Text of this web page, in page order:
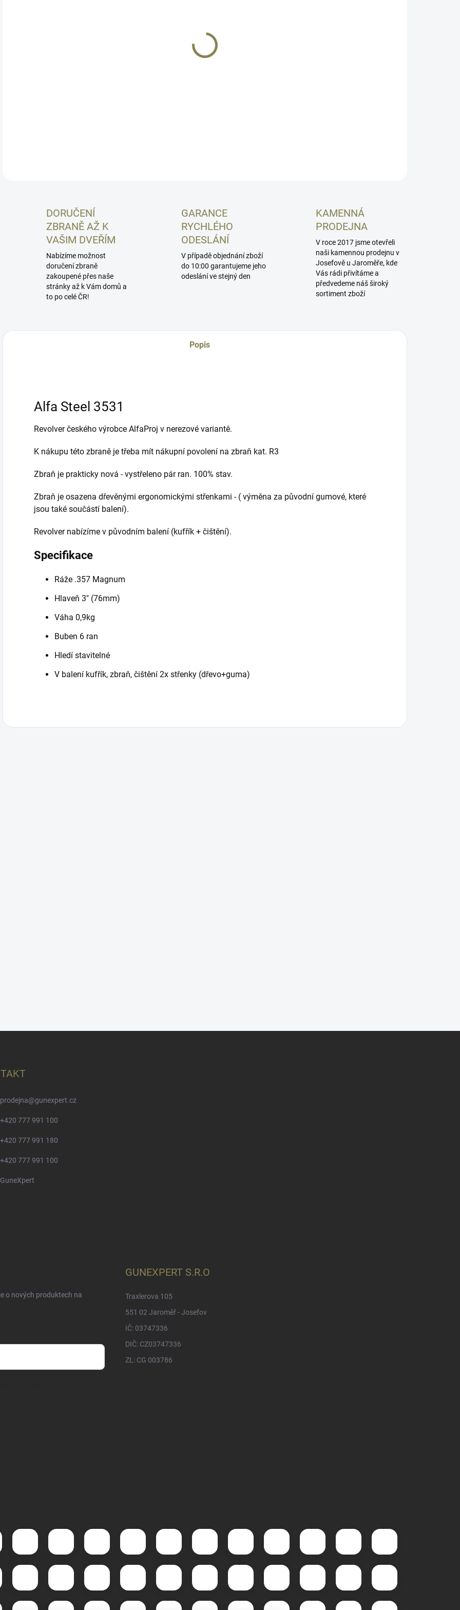
DORUČENÍ
ZBRANĚ AŽ K
VAŠIM DVEŘÍM
Nabízíme možnost
doručení zbraně
zakoupené přes naše
stránky až k Vám domů a
to po celé ČR!
GARANCE
RYCHLÉHO
ODESLÁNÍ
V případě objednání zboží
do 10:00 garantujeme jeho
odeslání ve stejný den
KAMENNÁ
PRODEJNA
V roce 2017 jsme otevřeli
naši kamennou prodejnu v
Josefově u Jaroměře, kde
Vás rádi přivítáme a
předvedeme náš široký
sortiment zboží
Popis
Alfa Steel 3531
Revolver českého výrobce AlfaProj v nerezové variantě.
K nákupu této zbraně je třeba mít nákupní povolení na zbraň kat. R3
Zbraň je prakticky nová - vystřeleno pár ran. 100% stav.
Zbraň je osazena dřevěnými ergonomickými střenkami - ( výměna za původní gumové, které
jsou také součástí balení).
Revolver nabízíme v původním balení (kufřík + čištění).
Specifikace
Ráže .357 Magnum
Hlaveň 3" (76mm)
Váha 0,9kg
Buben 6 ran
Hledí stavitelné
V balení kufřík, zbraň, čištění 2x střenky (dřevo+guma)
prodejna@gunexpert.cz
+420 777 991 100
+420 777 991 180
+420 777 991 100
GuneXpert
o nových produktech na
GUNEXPERT S.R.O
Traxlerova 105
551 02 Jaroměř - Josefov
IČ: 03747336
DIČ: CZ03747336
ZL: CG 003786